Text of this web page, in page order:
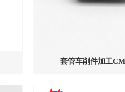
套管车削件加工